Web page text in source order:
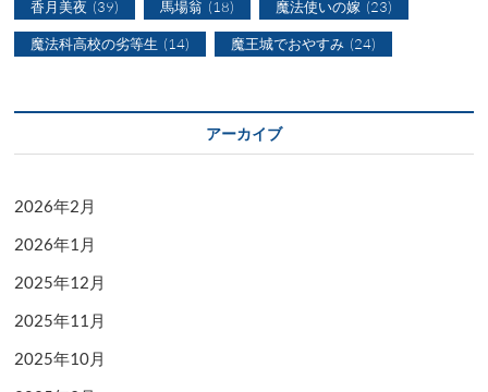
香月美夜 (39) 馬場翁 (18) 魔法使いの嫁 (23)
魔法科高校の劣等生 (14) 魔王城でおやすみ (24)
アーカイブ
2026年2月
2026年1月
2025年12月
2025年11月
2025年10月